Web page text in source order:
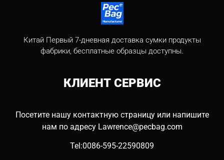
Китай Первый 7-дневная доставка сумки продукты
фабрики, бесплатные образцы доступны.
КЛИЕНТСЕРВИС
Посетите нашу контактную страницу или напишите
нам по адресу Lawrence@pecbag.com
Tel:0086-595-22590809